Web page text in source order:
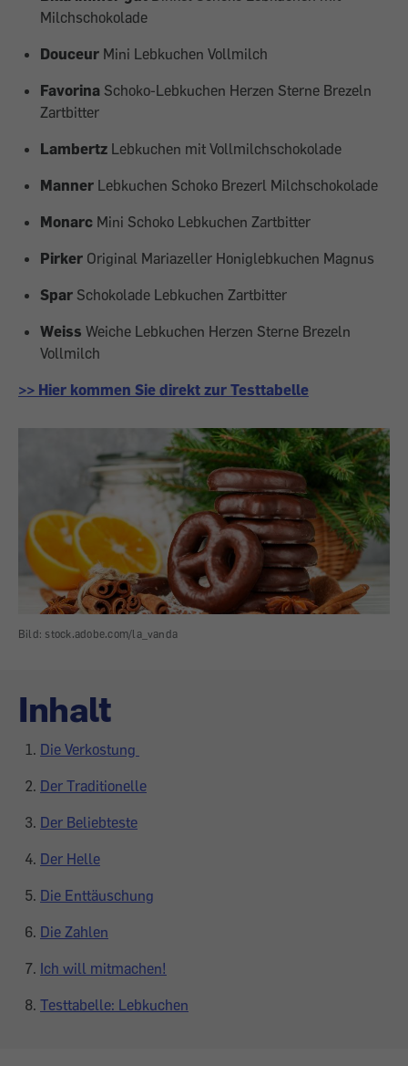
Milchschokolade
Douceur Mini Lebkuchen Vollmilch
Favorina Schoko-Lebkuchen Herzen Sterne Brezeln
Zartbitter
Lambertz Lebkuchen mit Vollmilchschokolade
Manner Lebkuchen Schoko Brezerl Milchschokolade
Monarc Mini Schoko Lebkuchen Zartbitter
Pirker Original Mariazeller Honiglebkuchen Magnus
Spar Schokolade Lebkuchen Zartbitter
Weiss Weiche Lebkuchen Herzen Sterne Brezeln
Vollmilch
>> Hier kommen Sie direkt zur Testtabelle
Bild: stock.adobe.com/la_vanda
Inhalt
Die Verkostung
Der Traditionelle
Der Beliebteste
Der Helle
Die Enttäuschung
Die Zahlen
Ich will mitmachen!
Testtabelle: Lebkuchen